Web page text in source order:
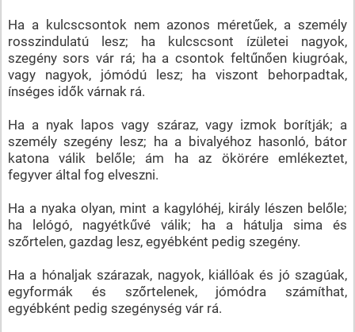
Ha a kulcscsontok nem azonos méretűek, a személy
rosszindulatú lesz; ha kulcscsont ízületei nagyok,
szegény sors vár rá; ha a csontok feltűnően kiugróak,
vagy nagyok, jómódú lesz; ha viszont behorpadtak,
ínséges idők várnak rá.
Ha a nyak lapos vagy száraz, vagy izmok borítják; a
személy szegény lesz; ha a bivalyéhoz hasonló, bátor
katona válik belőle; ám ha az ökörére emlékeztet,
fegyver által fog elveszni.
Ha a nyaka olyan, mint a kagylóhéj, király lészen belőle;
ha lelógó, nagyétkűvé válik; ha a hátulja sima és
szőrtelen, gazdag lesz, egyébként pedig szegény.
Ha a hónaljak szárazak, nagyok, kiállóak és jó szagúak,
egyformák és szőrtelenek, jómódra számíthat,
egyébként pedig szegénység vár rá.